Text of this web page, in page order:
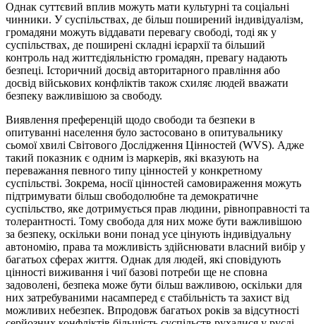
Однак суттєвий вплив можуть мати культурні та соціальні
чинники. У суспільствах, де більш поширений індивідуалізм,
громадяни можуть віддавати перевагу свободі, тоді як у
суспільствах, де поширені складні ієрархії та більший
контроль над життєдіяльністю громадян, превагу надають
безпеці. Історичний досвід авторитарного правління або
досвід військових конфліктів також схиляє людей вважати
безпеку важливішою за свободу.
Виявлення преференцій щодо свободи та безпеки в
опитуванні населення було застосовано в опитувальнику
сьомої хвилі Світового Дослідження Цінностей (WVS). Адже
такий показник є одним із маркерів, які вказують на
переважання певного типу цінностей у конкретному
суспільстві. Зокрема, носії цінностей самовираження можуть
підтримувати більш свободолюбне та демократичне
суспільство, яке дотримується прав людини, рівноправності та
толерантності. Тому свобода для них може бути важливішою
за безпеку, оскільки вони понад усе цінують індивідуальну
автономію, права та можливість здійснювати власний вибір у
багатьох сферах життя. Однак для людей, які сповідують
цінності виживання і чиї базові потреби ще не сповна
задоволені, безпека може бути більш важливою, оскільки для
них затребуваними насамперед є стабільність та захист від
можливих небезпек. Впродовж багатьох років за відсутності